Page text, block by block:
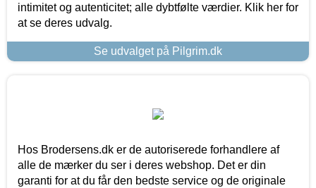
intimitet og autenticitet; alle dybtfølte værdier. Klik her for
at se deres udvalg.
Se udvalget på Pilgrim.dk
Hos Brodersens.dk er de autoriserede forhandlere af
alle de mærker du ser i deres webshop. Det er din
garanti for at du får den bedste service og de originale